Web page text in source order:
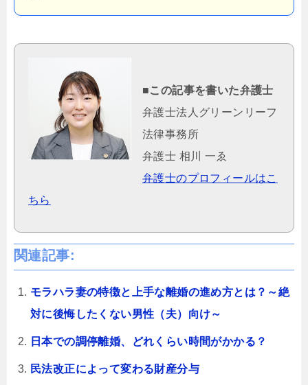
■この記事を書いた弁護士
弁護士法人グリーンリーフ
法律事務所
弁護士 相川 一ゑ
弁護士のプロフィールはこ
ちら
関連記事:
モラハラ妻の特徴と上手な離婚の進め方とは？～絶
対に後悔したくない男性（夫）向け～
日本での調停離婚、どれくらい時間がかかる？
民法改正によって変わる財産分与